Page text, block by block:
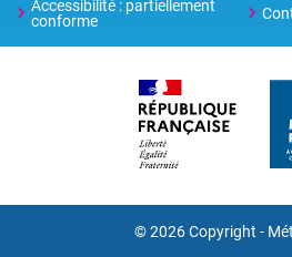
Accessibilité : partiellement
conforme
© 2026 Copyright -